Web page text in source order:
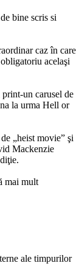
bine scris si
caz în care
acelaşi
un carusel de
la urma Hell or
„heist movie” şi
Mackenzie
mai mult
ale timpurilor